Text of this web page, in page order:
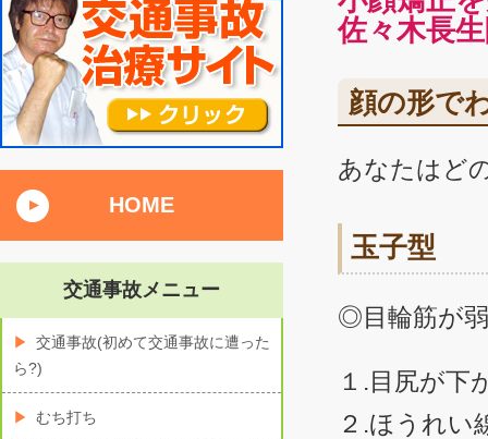
佐々木長
顔の形で
あなたはど
玉子型
◎目輪筋が
１.目尻が下
２.ほうれい
HOME
交通事故メニュー
交通事故(初めて交通事故に遭った
ら?)
むち打ち